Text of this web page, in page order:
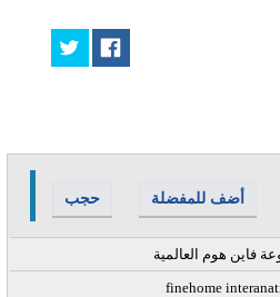
حجب أضف للمفضلة
فاين هوم العالمية
finehome